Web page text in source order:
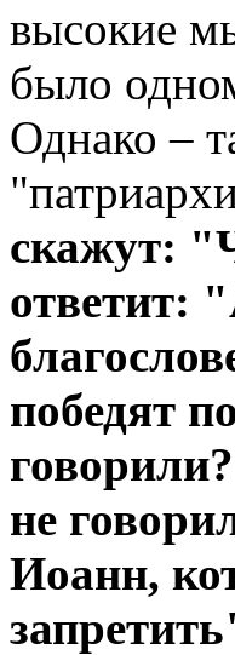
высокие
было
Однако –
скажут:
ответит:
победят
не
Иоанн,